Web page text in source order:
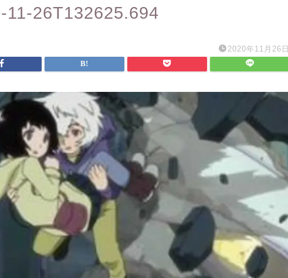
11-26T132625.694
2020年11月26日